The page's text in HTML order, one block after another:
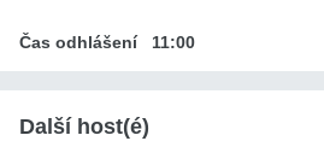
Čas odhlášení 11:00
Další host(é)